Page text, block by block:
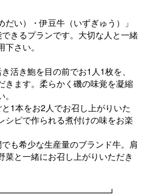
だい）・伊豆牛（いずぎゅう）」
きるプランです。大切な人と一緒
さい。
き鮑を目の前でお1人1枚を、
きます。柔らかく磯の味覚を凝縮
1本をお2人でお召し上がりいた
シピで作られる煮付けの味をお楽
も希少な生産量のブランド牛。肩
菜と一緒にお召し上がりいただき